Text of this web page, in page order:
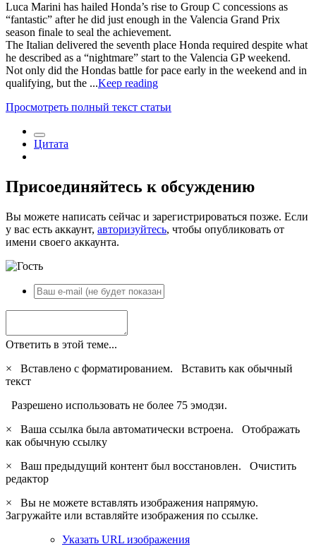
Luca Marini has hailed Honda’s rise to Group C concessions as
“fantastic” after he did just enough in the Valencia Grand Prix
season finale to seal the achievement.
The Italian delivered the seventh place Honda required despite what
he described as a “nightmare” start to the Valencia GP weekend.
Not only did the Hondas battle for pace early in the weekend and in
qualifying, but the ...Keep reading
Просмотреть полный текст статьи
Цитата
Присоединяйтесь к обсуждению
Вы можете написать сейчас и зарегистрироваться позже. Если
у вас есть аккаунт, авторизуйтесь, чтобы опубликовать от
имени своего аккаунта.
Ответить в этой теме...
×
Вставлено с форматированием. Вставить как обычный
текст
Разрешено использовать не более 75 эмодзи.
×
Ваша ссылка была автоматически встроена. Отображать
как обычную ссылку
×
Ваш предыдущий контент был восстановлен. Очистить
редактор
×
Вы не можете вставлять изображения напрямую.
Загружайте или вставляйте изображения по ссылке.
Указать URL изображения